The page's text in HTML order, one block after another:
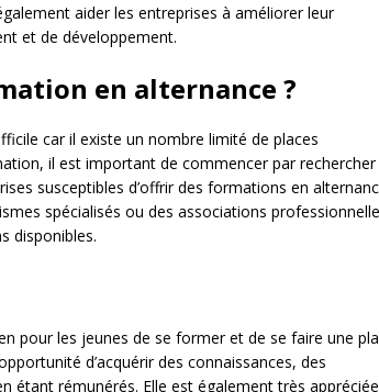
aider les entreprises à améliorer leur
et de développement.
en alternance ?
car il existe un nombre limité de places
il est important de commencer par rechercher
susceptibles d’offrir des formations en
spécialisés ou des associations
disponibles.
pour les jeunes de se former et de se faire une
d’acquérir des connaissances, des
étant rémunérés. Elle est également très appréciée